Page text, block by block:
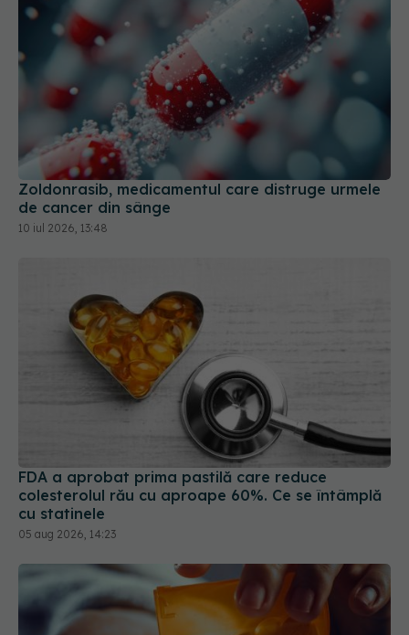
Zoldonrasib, medicamentul care distruge urmele
de cancer din sânge
10 iul 2026, 13:48
FDA a aprobat prima pastilă care reduce
colesterolul rău cu aproape 60%. Ce se întâmplă
cu statinele
05 aug 2026, 14:23